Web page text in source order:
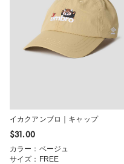
イカクアンブロ｜キャップ
$‌31.00
カラー：ベージュ
サイズ：FREE